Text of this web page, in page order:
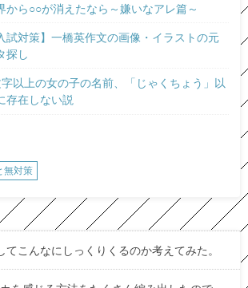
から○○が消えたなら～嫌いなアレ篇～
試対策】一橋英作文の画像・イラストの元
探し
以上の女の子の名前、「じゃくちょう」以
存在しない説
無対策
てこんなにしっくりくるのか考えてみた。